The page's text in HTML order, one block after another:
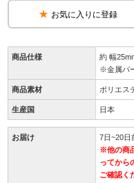
お気に入りに登録
商品仕様
約 幅
※金属パ
商品素材 ポリエス
生産国 日本
お届け
7日~20日
※他の商
ってから
ご確認く